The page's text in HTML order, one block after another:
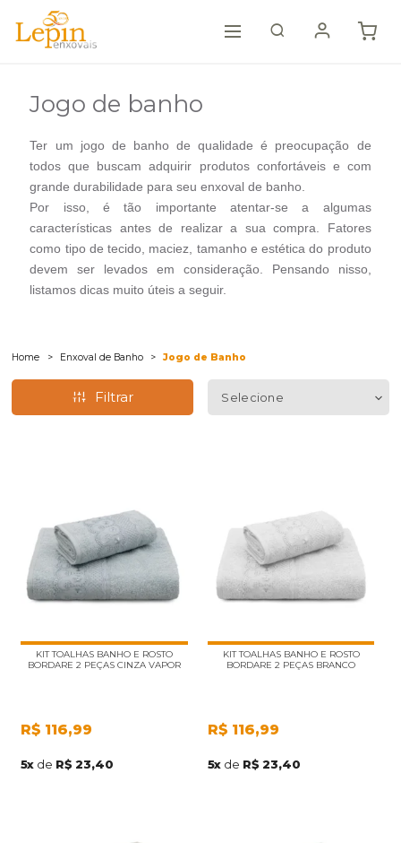
Jogo de banho
Ter um jogo de banho de qualidade é preocupação de
todos que buscam adquirir produtos confortáveis e com
grande durabilidade para seu enxoval de banho.
Por isso, é tão importante atentar-se a algumas
características antes de realizar a sua compra. Fatores
como tipo de tecido, maciez, tamanho e estética do produto
devem ser levados em consideração. Pensando nisso,
listamos dicas muito úteis a seguir.
Home Enxoval de Banho Jogo de Banho
Filtrar
KIT TOALHAS BANHO E ROSTO
BORDARE 2 PEÇAS CINZA VAPOR
R$ 116,99
5x de R$ 23,40
KIT TOALHAS BANHO E ROSTO
BORDARE 2 PEÇAS BRANCO
R$ 116,99
5x de R$ 23,40